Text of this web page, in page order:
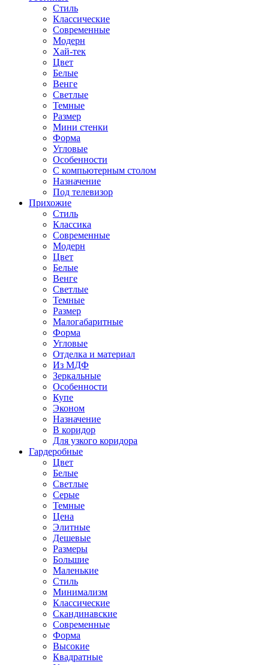
Стиль
Классические
Современные
Модерн
Хай-тек
Цвет
Белые
Венге
Светлые
Темные
Размер
Мини стенки
Форма
Угловые
Особенности
С компьютерным столом
Назначение
Под телевизор
Прихожие
Стиль
Классика
Современные
Модерн
Цвет
Белые
Венге
Светлые
Темные
Размер
Малогабаритные
Форма
Угловые
Отделка и материал
Из МДФ
Зеркальные
Особенности
Купе
Эконом
Назначение
В коридор
Для узкого коридора
Гардеробные
Цвет
Белые
Светлые
Серые
Темные
Цена
Элитные
Дешевые
Размеры
Большие
Маленькие
Стиль
Минимализм
Классические
Скандинавские
Современные
Форма
Высокие
Квадратные